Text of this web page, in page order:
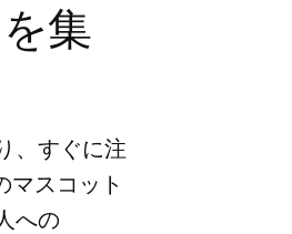
集
、すぐに注
マスコット
への